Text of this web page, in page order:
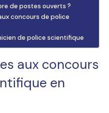
de postes ouverts ?
concours de police
de police scientifique
aux concours
en